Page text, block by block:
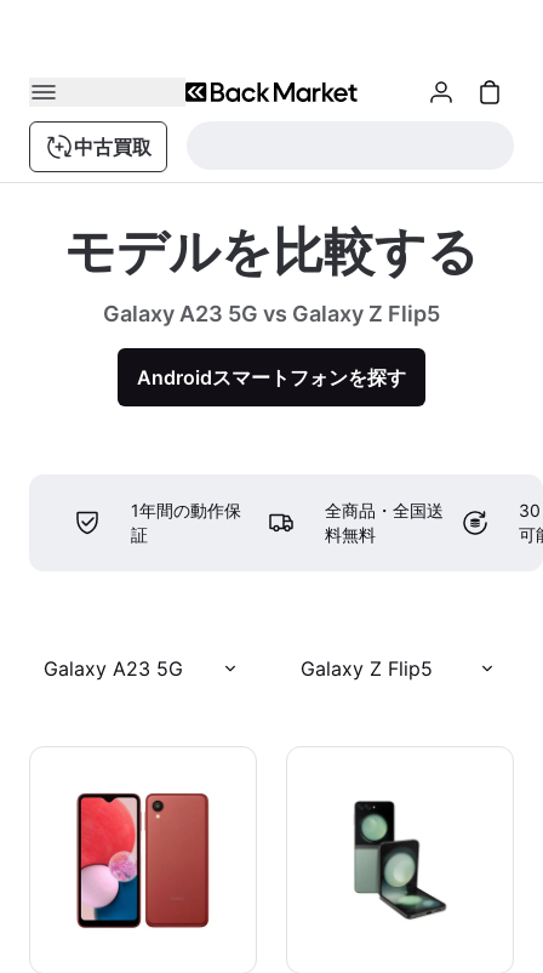
中古買取
モデルを比較する
Galaxy A23 5G vs Galaxy Z Flip5
Androidスマートフォンを探す
1年間の動作保
証
全商品・全国送
料無料
30
可
Galaxy A23 5G Galaxy Z Flip5